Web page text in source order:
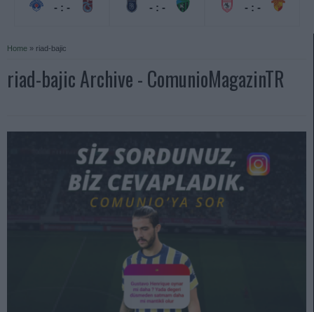
- : - - : - - : -
Home » riad-bajic
riad-bajic Archive - ComunioMagazinTR